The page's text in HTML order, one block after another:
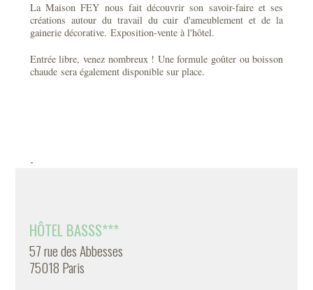
La Maison FEY nous fait découvrir son savoir-faire et ses
créations autour du travail du cuir d'ameublement et de la
gainerie décorative. Exposition-vente à l'hôtel.
Entrée libre, venez nombreux ! Une formule goûter ou boisson
chaude sera également disponible sur place.
-
HÔTEL BASSS***
57 rue des Abbesses
75018 Paris